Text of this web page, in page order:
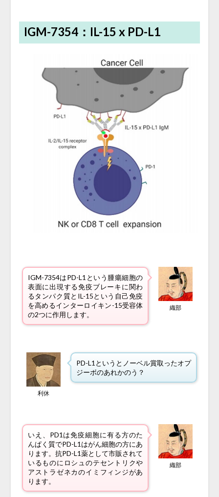
IGM-7354：IL-15 x PD-L1
IGM-7354はPD-L1という腫瘍細胞の
表面に出現する免疫ブレーキに関わ
るタンパク質とIL-15という自己免疫
を高めるインターロイキン-15受容体
の2つに作用します。
織部
利休
PD-L1というとノーベル賞取ったオプ
ジーボのあれかのう？
いえ、PD1は免疫細胞に有る方のた
んぱく質でPD-L1はがん細胞の方にあ
ります。抗PD-L1薬として市販されて
いるものにロシュのテセントリクや
アストラゼネカのイミフィンジがあ
ります。
織部